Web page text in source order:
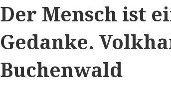
Der Mensch ist
Gedanke.
Buchenwald